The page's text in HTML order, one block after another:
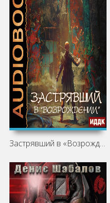
Застрявший в «Возрождении»